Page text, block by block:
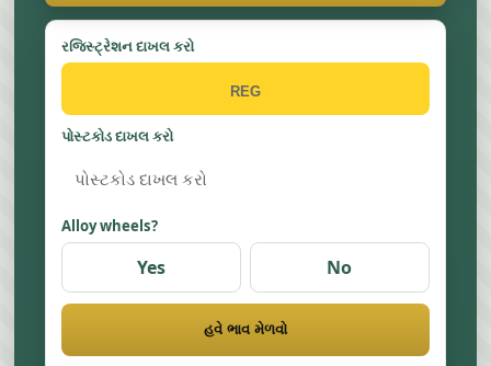
રજિસ્ટ્રેશન દાખલ કરો
પોસ્ટકોડ દાખલ કરો
Alloy wheels?
Yes No
હવે ભાવ મેળવો